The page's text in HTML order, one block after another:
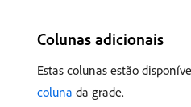
Colunas adicionais
Estas colunas estão
coluna da grade.